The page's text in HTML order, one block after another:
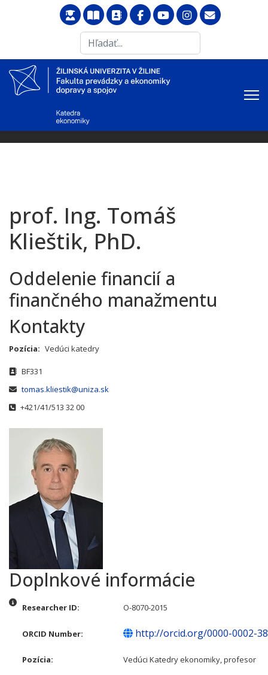
...
prof. Ing. Tomáš
Klieštik, PhD.
Oddelenie financií a
finančného manažmentu
Kontakty
Pozícia: Vedúci katedry
Adresa
BF331
E-mail
tomas.kliestik@uniza.sk
Telefónne číslo
+421/41/513 32 00
Doplnkové informácie
Doplnkové informácie
Researcher ID: O-8070-2015
ORCID Number: http://orcid.org/0000-0002-
Pozícia: Vedúci Katedry ekonomiky, profesor